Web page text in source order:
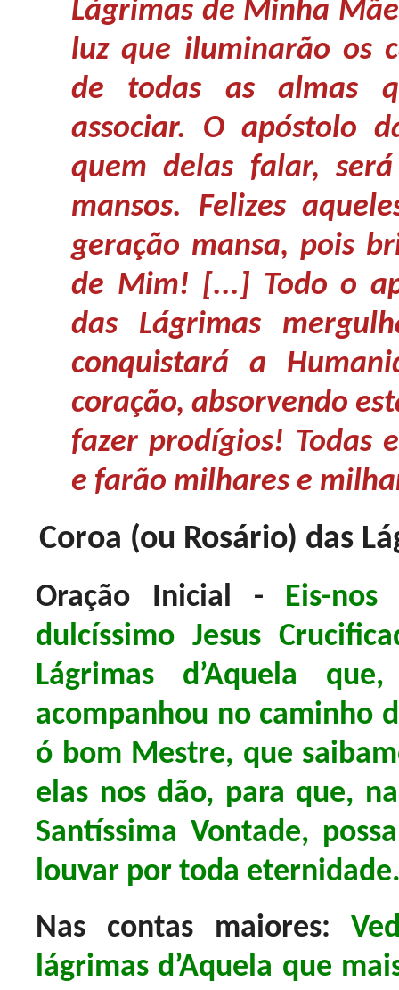
Lágrimas de Minha
luz que iluminarão os
de todas as almas
associar. O apóstolo
quem delas falar,
mansos. Felizes
geração mansa, pois
de Mim! [...] Todo o
das Lágrimas
conquistará a
coração, absorvendo
fazer prodígios! Todas
e farão milhares e
Coroa (ou Rosário) das
Oração Inicial - Eis-
dulcíssimo Jesus
Lágrimas d’Aquela
acompanhou no caminho
ó bom Mestre, que
elas nos dão, para que,
Santíssima Vontade,
louvar por toda
Nas contas maiores:
lágrimas d’Aquela que